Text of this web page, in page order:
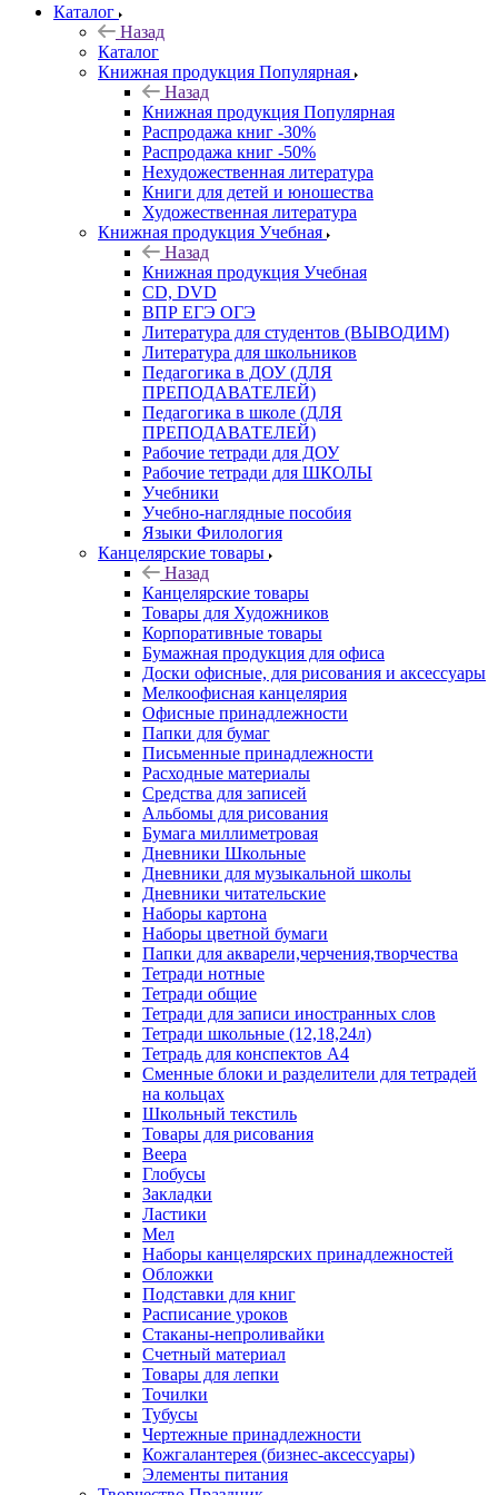
Каталог
Назад
Каталог
Книжная продукция Популярная
Назад
Книжная продукция Популярная
Распродажа книг -30%
Распродажа книг -50%
Нехудожественная литература
Книги для детей и юношества
Художественная литература
Книжная продукция Учебная
Назад
Книжная продукция Учебная
CD, DVD
ВПР ЕГЭ ОГЭ
Литература для студентов (ВЫВОДИМ)
Литература для школьников
Педагогика в ДОУ (ДЛЯ
ПРЕПОДАВАТЕЛЕЙ)
Педагогика в школе (ДЛЯ
ПРЕПОДАВАТЕЛЕЙ)
Рабочие тетради для ДОУ
Рабочие тетради для ШКОЛЫ
Учебники
Учебно-наглядные пособия
Языки Филология
Канцелярские товары
Назад
Канцелярские товары
Товары для Художников
Корпоративные товары
Бумажная продукция для офиса
Доски офисные, для рисования и аксессуары
Мелкоофисная канцелярия
Офисные принадлежности
Папки для бумаг
Письменные принадлежности
Расходные материалы
Средства для записей
Альбомы для рисования
Бумага миллиметровая
Дневники Школьные
Дневники для музыкальной школы
Дневники читательские
Наборы картона
Наборы цветной бумаги
Папки для акварели,черчения,творчества
Тетради нотные
Тетради общие
Тетради для записи иностранных слов
Тетради школьные (12,18,24л)
Тетрадь для конспектов А4
Сменные блоки и разделители для тетрадей
на кольцах
Школьный текстиль
Товары для рисования
Веера
Глобусы
Закладки
Ластики
Мел
Наборы канцелярских принадлежностей
Обложки
Подставки для книг
Расписание уроков
Стаканы-непроливайки
Счетный материал
Товары для лепки
Точилки
Тубусы
Чертежные принадлежности
Кожгалантерея (бизнес-аксессуары)
Элементы питания